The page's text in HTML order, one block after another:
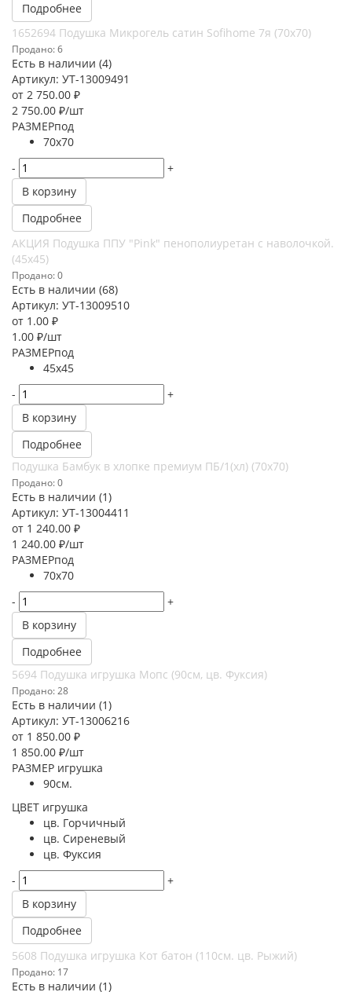
Подробнее
1652694 Подушка Микрогель сатин Sofihome 7я (70х70)
Продано: 6
Есть в наличии (4)
Артикул: УТ-13009491
от 2 750.00 ₽
2 750.00 ₽/шт
РАЗМЕРпод
70х70
-
+
В корзину
Подробнее
АКЦИЯ Подушка ППУ "Pink" пенополиуретан с наволочкой.
(45х45)
Продано: 0
Есть в наличии (68)
Артикул: УТ-13009510
от 1.00 ₽
1.00 ₽/шт
РАЗМЕРпод
45х45
-
+
В корзину
Подробнее
Подушка Бамбук в хлопке премиум ПБ/1(хл) (70х70)
Продано: 0
Есть в наличии (1)
Артикул: УТ-13004411
от 1 240.00 ₽
1 240.00 ₽/шт
РАЗМЕРпод
70х70
-
+
В корзину
Подробнее
5694 Подушка игрушка Мопс (90см, цв. Фуксия)
Продано: 28
Есть в наличии (1)
Артикул: УТ-13006216
от 1 850.00 ₽
1 850.00 ₽/шт
РАЗМЕР игрушка
90см.
ЦВЕТ игрушка
цв. Горчичный
цв. Сиреневый
цв. Фуксия
-
+
В корзину
Подробнее
5608 Подушка игрушка Кот батон (110см. цв. Рыжий)
Продано: 17
Есть в наличии (1)